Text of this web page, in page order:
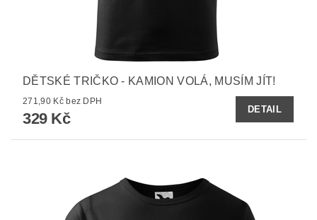
DĚTSKÉ TRIČKO - KAMION VOLÁ, MUSÍM JÍT!
271,90 Kč bez DPH
329 Kč
DETAIL